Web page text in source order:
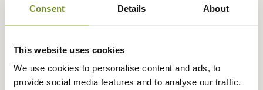
Consent Details About
This website uses cookies
We use cookies to personalise content and ads, to
provide social media features and to analyse our traffic.
456, extrêmement résistante pour la traque et les ronces
les plus coriaces, elle est ici en coloris orange pour une
La veste 456 est légère et souple, garantissant une grande
liberté de mouvement, fabriquée en tissu anti-ronce,
ultra résistant, technologie anti-déchirement Cordura.